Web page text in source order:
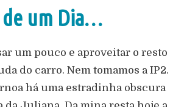
de um Dia…
um pouco e aproveitar o resto
do carro. Nem tomamos a IP2.
há uma estradinha obscura